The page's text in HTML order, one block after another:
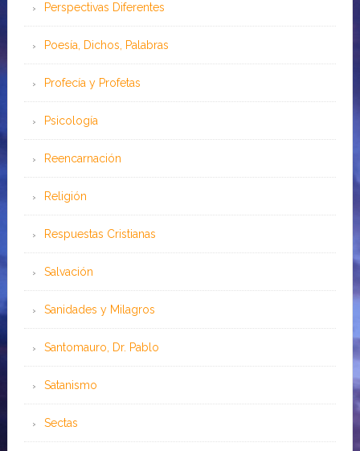
Perspectivas Diferentes
Poesía, Dichos, Palabras
Profecía y Profetas
Psicología
Reencarnación
Religión
Respuestas Cristianas
Salvación
Sanidades y Milagros
Santomauro, Dr. Pablo
Satanismo
Sectas